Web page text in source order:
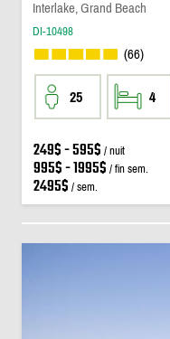
Interlake, Grand Beach
DI-10498
(66)
25 4
249$ - 595$ / nuit
995$ - 1995$ / fin sem.
2495$ / sem.